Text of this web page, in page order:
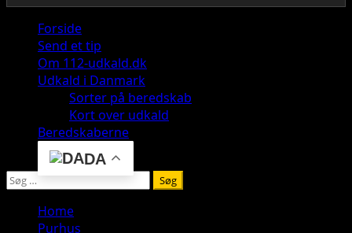
Primary
Menu
Forside
Send et tip
Om 112-udkald.dk
Udkald i Danmark
Sorter på beredskab
Kort over udkald
Beredskaberne
DA
Søg
Home
Purhus